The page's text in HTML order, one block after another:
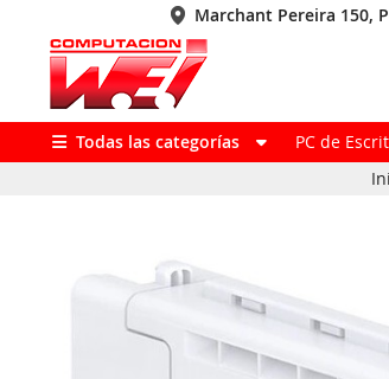
Marchant Pereira 150,
Todas las categorías PC de